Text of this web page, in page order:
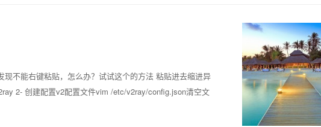
不能右键粘贴，怎么办？试试这个的方法 粘贴进去缩进异
2- 创建配置v2配置文件vim /etc/v2ray/config.json清空文